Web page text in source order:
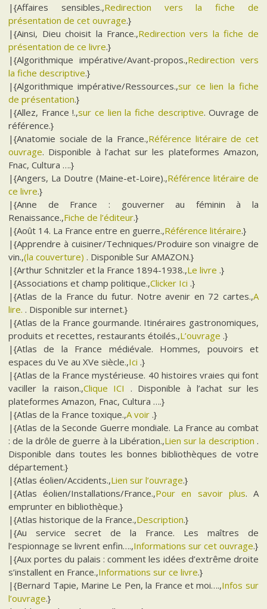
|{Affaires sensibles.,Redirection vers la fiche de
présentation de cet ouvrage.}
|{Ainsi, Dieu choisit la France.,Redirection vers la fiche de
présentation de ce livre.}
|{Algorithmique impérative/Avant-propos.,Redirection vers
la fiche descriptive.}
|{Algorithmique impérative/Ressources.,sur ce lien la fiche
de présentation.}
|{Allez, France !.,sur ce lien la fiche descriptive. Ouvrage de
référence.}
|{Anatomie sociale de la France.,Référence litéraire de cet
ouvrage. Disponible à l’achat sur les plateformes Amazon,
Fnac, Cultura ….}
|{Angers, La Doutre (Maine-et-Loire).,Référence litéraire de
ce livre.}
|{Anne de France : gouverner au féminin à la
Renaissance.,Fiche de l’éditeur.}
|{Août 14. La France entre en guerre.,Référence litéraire.}
|{Apprendre à cuisiner/Techniques/Produire son vinaigre de
vin.,(la couverture) . Disponible Sur AMAZON.}
|{Arthur Schnitzler et la France 1894-1938.,Le livre .}
|{Associations et champ politique.,Clicker Ici .}
|{Atlas de la France du futur. Notre avenir en 72 cartes.,A
lire. . Disponible sur internet.}
|{Atlas de la France gourmande. Itinéraires gastronomiques,
produits et recettes, restaurants étoilés.,L’ouvrage .}
|{Atlas de la France médiévale. Hommes, pouvoirs et
espaces du Ve au XVe siècle.,Ici .}
|{Atlas de la France mystérieuse. 40 histoires vraies qui font
vaciller la raison.,Clique ICI . Disponible à l’achat sur les
plateformes Amazon, Fnac, Cultura ….}
|{Atlas de la France toxique.,A voir .}
|{Atlas de la Seconde Guerre mondiale. La France au combat
: de la drôle de guerre à la Libération.,Lien sur la description .
Disponible dans toutes les bonnes bibliothèques de votre
département.}
|{Atlas éolien/Accidents.,Lien sur l’ouvrage.}
|{Atlas éolien/Installations/France.,Pour en savoir plus. A
emprunter en bibliothèque.}
|{Atlas historique de la France.,Description.}
|{Au service secret de la France. Les maîtres de
l’espionnage se livrent enfin….,Informations sur cet ouvrage.}
|{Aux portes du palais : comment les idées d’extrême droite
s’installent en France.,Informations sur ce livre.}
|{Bernard Tapie, Marine Le Pen, la France et moi….,Infos sur
l’ouvrage.}